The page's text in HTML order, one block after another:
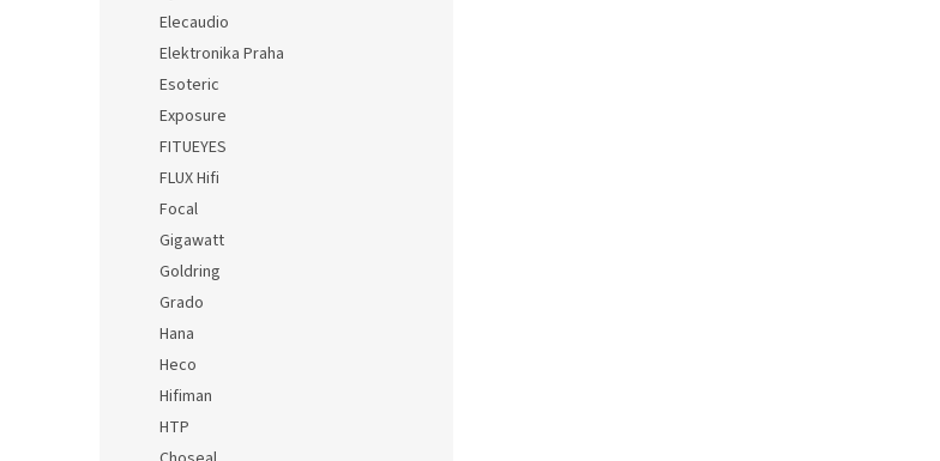
Elecaudio
Elektronika Praha
Esoteric
Exposure
FITUEYES
FLUX Hifi
Focal
Gigawatt
Goldring
Grado
Hana
Heco
Hifiman
HTP